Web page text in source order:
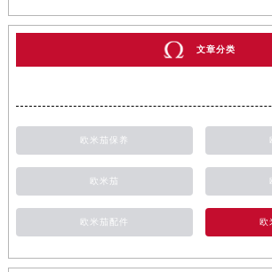
文章分类
欧米茄保养
欧米茄
欧米茄配件 欧